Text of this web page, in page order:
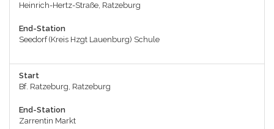
Heinrich-Hertz-Straße, Ratzeburg
End-Station
Seedorf (Kreis Hzgt Lauenburg) Schule
Start
Bf. Ratzeburg, Ratzeburg
End-Station
Zarrentin Markt